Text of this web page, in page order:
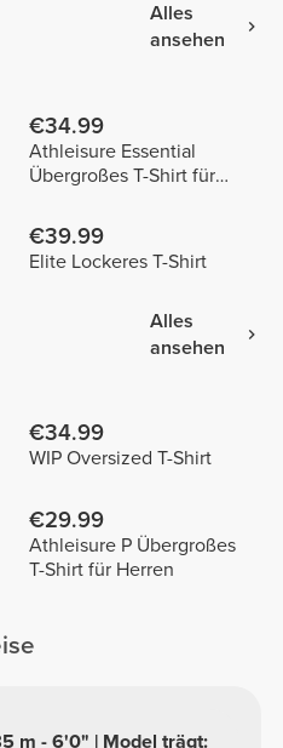
Alles
ansehen
€34.99
Athleisure Essential
Übergroßes T-Shirt für
€39.99
Elite Lockeres T-Shirt
Alles
ansehen
€34.99
WIP Oversized T-Shirt
€29.99
Athleisure P Übergroßes
T-Shirt für Herren
m - 6'0" | Model trägt: